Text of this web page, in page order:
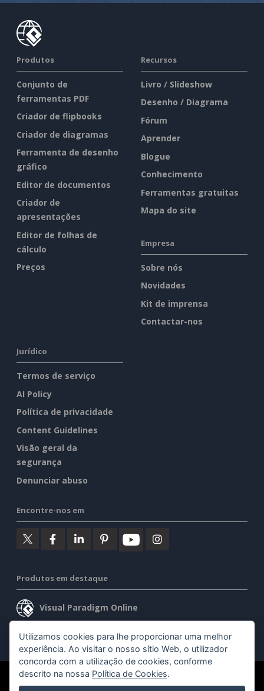
Produtos
Conjunto de
ferramentas PDF
Criador de flipbooks
Criador de diagramas
Ferramenta de desenho
gráfico
Editor de documentos
Criador de
apresentações
Editor de folhas de
cálculo
Preços
Recursos
Livro / Slideshow
Desenho / Diagrama
Fórum
Aprender
Blogue
Conhecimento
Ferramentas gratuitas
Mapa do site
Empresa
Sobre nós
Novidades
Kit de imprensa
Contactar-nos
Jurídico
Termos de serviço
AI Policy
Política de privacidade
Content Guidelines
Visão geral da
segurança
Denunciar abuso
Encontre-nos em
Produtos em destaque
Visual Paradigm Online
Visual Paradigm Desktop
©2026 by Visual Paradigm. Todos os direitos reservados.
Utilizamos cookies para lhe proporcionar uma melhor
experiência. Ao visitar o nosso sítio Web, o utilizador
concorda com a utilização de cookies, conforme
descrito na nossa Política de Cookies.